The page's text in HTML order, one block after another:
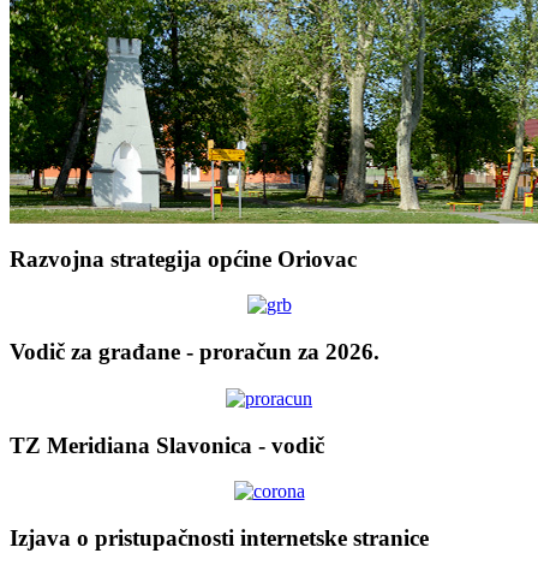
Razvojna strategija općine Oriovac
Vodič za građane - proračun za 2026.
TZ Meridiana Slavonica - vodič
Izjava o pristupačnosti internetske stranice